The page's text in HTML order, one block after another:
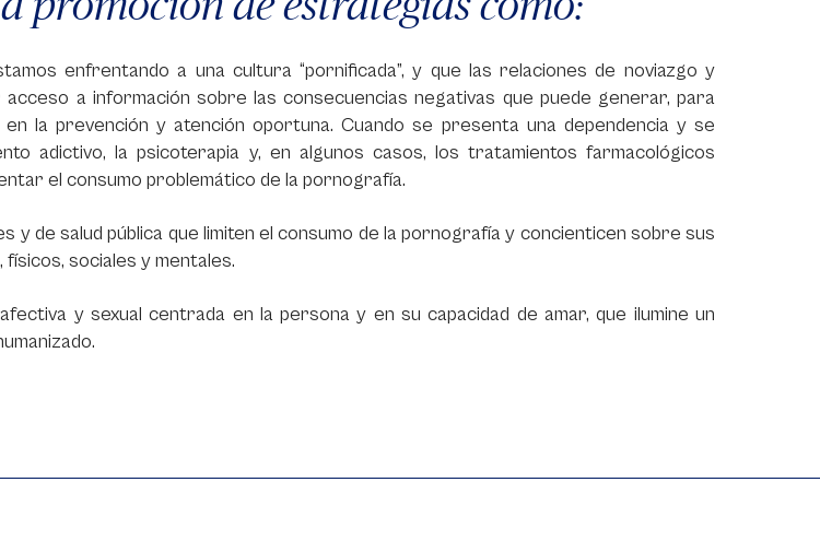
enfrentando a una cultura “pornificada”, y que las relaciones de noviazgo y
a información sobre las consecuencias negativas que puede generar, para
la prevención y atención oportuna. Cuando se presenta una dependencia y se
adictivo, la psicoterapia y, en algunos casos, los tratamientos farmacológicos
el consumo problemático de la pornografía.
y de salud pública que limiten el consumo de la pornografía y concienticen sobre sus
sociales y mentales.
y sexual centrada en la persona y en su capacidad de amar, que ilumine un